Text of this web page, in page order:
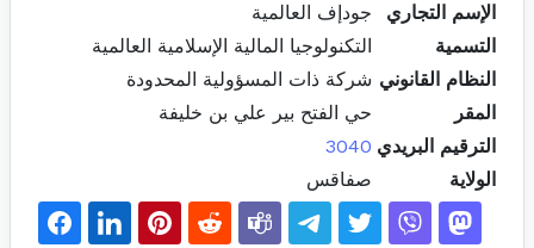
الإسم التجاري
جودإف العالمية
التسمية
التكنولوجيا المالية الإسلامية العالمية
النظام القانوني شركة ذات المسؤولية المحدودة
المقر
حي الفتح بير علي بن خليفة
الترقيم البريدي 3040
الولاية
صفاقس